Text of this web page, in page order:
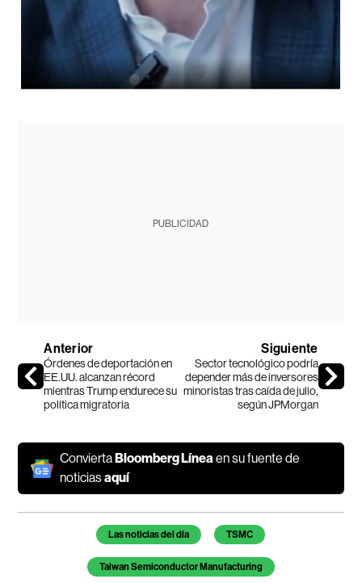
PUBLICIDAD
Anterior
Órdenes de deportación en
EE.UU. alcanzan récord
mientras Trump endurece su
política migratoria
Siguiente
Sector tecnológico podría
depender más de inversores
minoristas tras caída de julio,
según JPMorgan
Convierta Bloomberg Líneaen su fuente de
noticiasaquí
Temas de este artículo
Las noticias del día TSMC
Taiwan Semiconductor Manufacturing